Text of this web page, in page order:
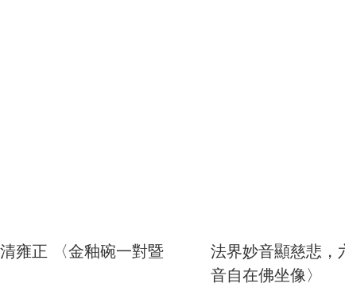
雍正 〈金釉碗一對暨
法界妙音顯慈悲，
音自在佛坐像〉